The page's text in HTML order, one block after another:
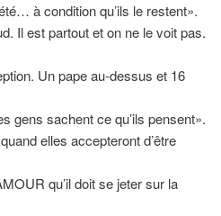
à condition qu’ils le restent».
Il est partout et on ne le voit pas.
Un pape au-dessus et 16
gens sachent ce qu’ils pensent».
elles accepteront d’être
qu’il doit se jeter sur la